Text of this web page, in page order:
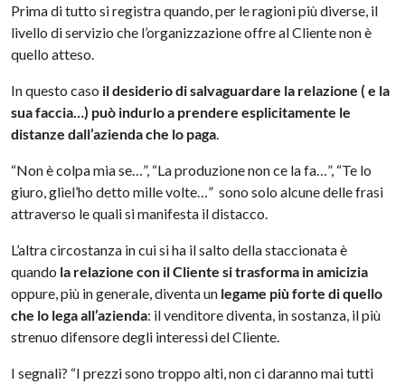
Prima di tutto si registra quando, per le ragioni più diverse, il
livello di servizio che l’organizzazione offre al Cliente non è
quello atteso.
In questo caso il desiderio di salvaguardare la relazione ( e la
sua faccia…) può indurlo a prendere esplicitamente le
distanze dall’azienda che lo paga.
“Non è colpa mia se…”, “La produzione non ce la fa…”, “Te lo
giuro, gliel’ho detto mille volte…” sono solo alcune delle frasi
attraverso le quali si manifesta il distacco.
L’altra circostanza in cui si ha il salto della staccionata è
quando la relazione con il Cliente si trasforma in amicizia
oppure, più in generale, diventa un legame più forte di quello
che lo lega all’azienda: il venditore diventa, in sostanza, il più
strenuo difensore degli interessi del Cliente.
I segnali? “I prezzi sono troppo alti, non ci daranno mai tutti